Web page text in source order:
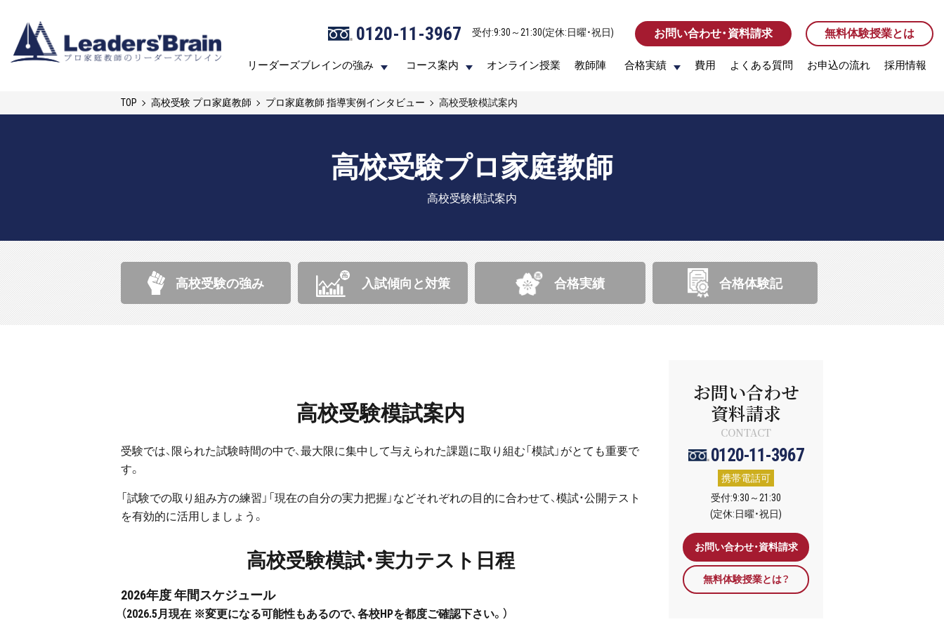
0120-11-3967 受付:9:30～21:30(定休:日曜・祝日) お問い合わせ・資料請求 無料体験授業とは
リーダーズブレインの強み コース案内 オンライン授業 教師陣 合格実績 費用 よくある質問 お申込の流れ 採用情報
0120-11-3967 受付:9:30～21:30(定休:日曜・祝日) お問い合わせ・資料請求 無料体験授業とは
リーダーズブレインの強み コース案内 オンライン授業 教師陣 合格実績 費用 よくある質問 お申込の流れ 採用情報
TOP 高校受験 プロ家庭教師 プロ家庭教師 指導実例インタビュー 高校受験模試案内
高校受験プロ家庭教師
高校受験模試案内
高校受験の強み 入試傾向と対策 合格実績 合格体験記
高校受験模試案内
受験では、限られた試験時間の中で、最大限に集中して与えられた課題に取り組む「模試」がとても重要で
す。
「試験での取り組み方の練習」「現在の自分の実力把握」などそれぞれの目的に合わせて、模試・公開テスト
を有効的に活用しましょう。
高校受験模試・実力テスト日程
2026年度 年間スケジュール
（2026.5月現在 ※変更になる可能性もあるので、各校HPを都度ご確認下さい。）
お問い合わせ
資料請求
CONTACT
0120-11-3967
携帯電話可
受付:9:30～21:30
(定休:日曜・祝日)
お問い合わせ・資料請求
無料体験授業とは？